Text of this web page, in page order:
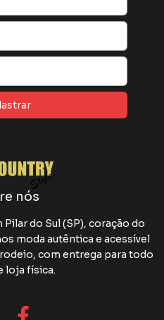
nós
do Sul (SP), coração do
moda autêntica e acessível
com entrega para todo
loja física.